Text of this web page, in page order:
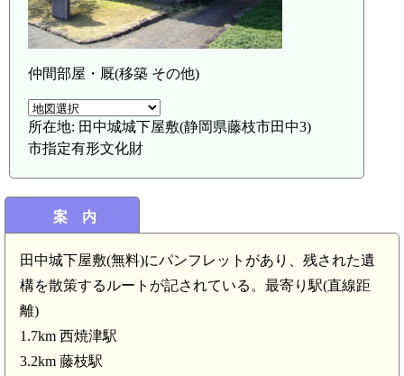
仲間部屋・厩(移築 その他)
所在地: 田中城城下屋敷(静岡県藤枝市田中3)
市指定有形文化財
案 内
田中城下屋敷(無料)にパンフレットがあり、残された遺
構を散策するルートが記されている。最寄り駅(直線距
離)
1.7km 西焼津駅
3.2km 藤枝駅
駿河 入野城(5.2km)